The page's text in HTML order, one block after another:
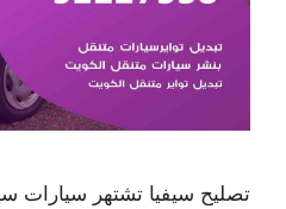
تصليح سيفيا تشتهر سيارات